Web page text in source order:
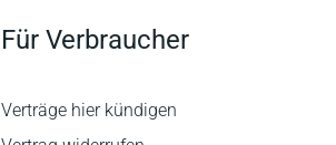
Für Verbraucher
Verträge hier kündigen